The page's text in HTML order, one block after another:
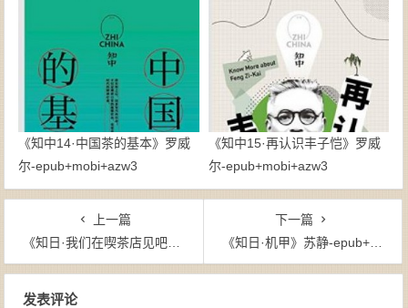
《知中14·中国茶的基本》罗威
尔-epub+mobi+azw3
《知中15·再认识丰子恺》罗威
尔-epub+mobi+azw3
上一篇
《知日·我们在喫茶店见吧》苏静-epub+mobi+azw3
下一篇
《知日·机甲》苏静-epub+mobi+azw3
发表评论